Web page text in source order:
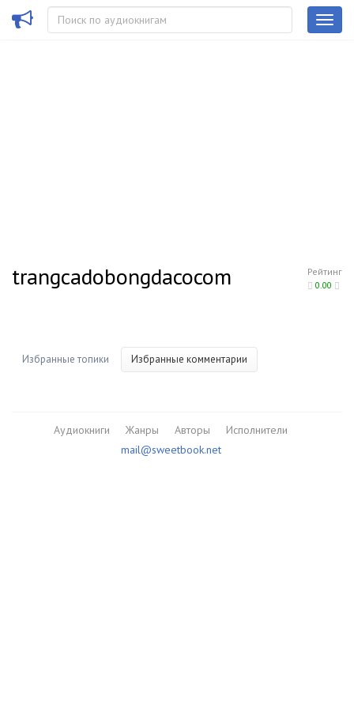
Рейтинг
0.00
trangcadobongdacocom
Избранные топики Избранные комментарии
Аудиокниги Жанры Авторы
Исполнители
mail@sweetbook.net